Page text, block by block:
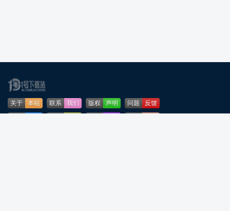
关于 本站 联系 我们 版权 声明 问题
反馈